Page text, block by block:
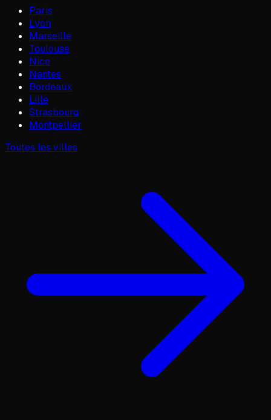
Paris
Lyon
Marseille
Toulouse
Nice
Nantes
Bordeaux
Lille
Strasbourg
Montpellier
Toutes les villes